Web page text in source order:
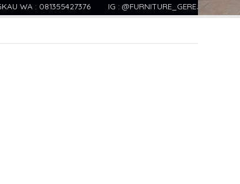
IG : @FURNITURE_GEREJA WEBSITE :